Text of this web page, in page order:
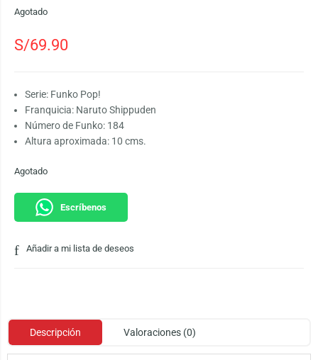
Agotado
S/69.90
Serie: Funko Pop!
Franquicia: Naruto Shippuden
Número de Funko: 184
Altura aproximada: 10 cms.
Agotado
Escríbenos
Añadir a mi lista de deseos
Descripción Valoraciones (0)